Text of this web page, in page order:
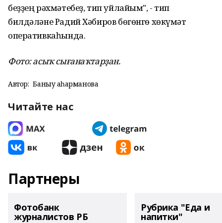
беҙҙең рәхмәтебеҙ, тип уйлайым", - тип
билдәләне Радий Хәбиров бөгөнгө хөкүмәт
оперативкаһында.
Фото: асыҡ сығанаҡтарҙан.
Автор: Баныу Ҡаһарманова
Читайте нас
Партнеры
Фотобанк
журналистов РБ
Рубрика "Еда и
напитки"